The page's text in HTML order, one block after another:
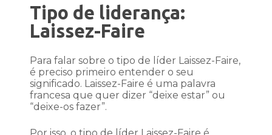
Tipo de liderança:
Laissez-Faire
Para falar sobre o tipo de líder Laissez-Faire,
é preciso primeiro entender o seu
significado. Laissez-Faire é uma palavra
francesa que quer dizer “deixe estar” ou
“deixe-os fazer”.